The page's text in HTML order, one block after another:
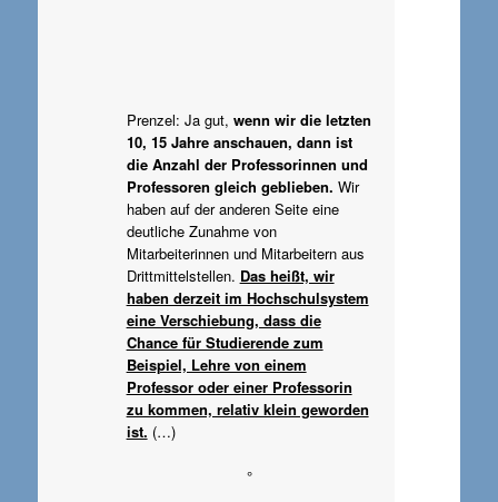
Prenzel: Ja gut, wenn wir die letzten
10, 15 Jahre anschauen, dann ist
die Anzahl der Professorinnen und
Professoren gleich geblieben. Wir
haben auf der anderen Seite eine
deutliche Zunahme von
Mitarbeiterinnen und Mitarbeitern aus
Drittmittelstellen. Das heißt, wir
haben derzeit im Hochschulsystem
eine Verschiebung, dass die
Chance für Studierende zum
Beispiel, Lehre von einem
Professor oder einer Professorin
zu kommen, relativ klein geworden
ist. (…)
°